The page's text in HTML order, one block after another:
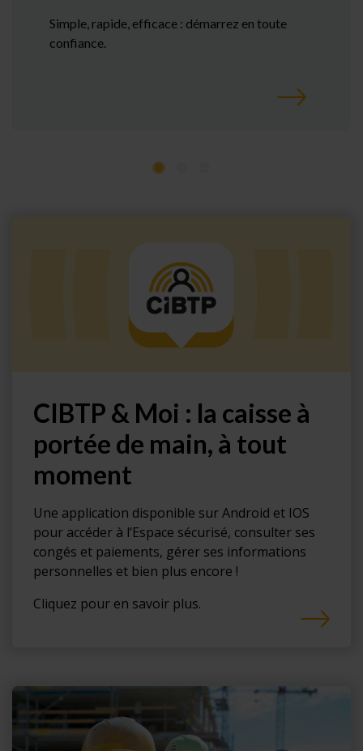
Simple, rapide, efficace : démarrez en toute
confiance.
CIBTP & Moi : la caisse à
portée de main, à tout
moment
Une application disponible sur Android et IOS
pour accéder à l’Espace sécurisé, consulter ses
congés et paiements, gérer ses informations
personnelles et bien plus encore !
Cliquez pour en savoir plus.